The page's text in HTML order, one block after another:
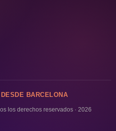
DESDE BARCELONA
los derechos reservados · 2026